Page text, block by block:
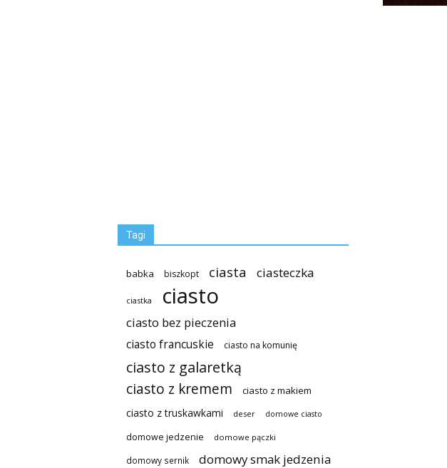
Tagi
babka biszkopt ciasta ciasteczka
ciastka ciasto
ciasto bez pieczenia
ciasto francuskie ciasto na komunię
ciasto z galaretką
ciasto z kremem ciasto z makiem
ciasto z truskawkami deser domowe ciasto
domowe jedzenie domowe pączki
domowy sernik domowy smak jedzenia